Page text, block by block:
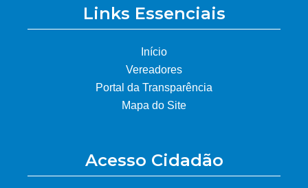
Links Essenciais
Início
Vereadores
Portal da Transparência
Mapa do Site
Acesso Cidadão